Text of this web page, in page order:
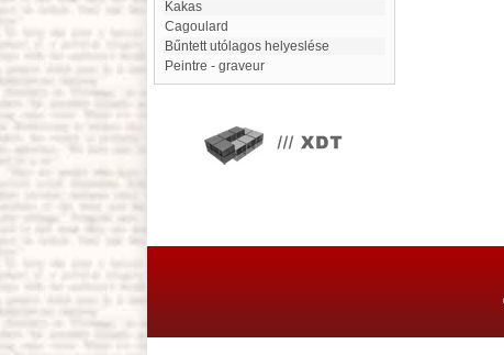
Kakas
cagoulard
Bűntett utólagos helyeslése
Peintre - graveur